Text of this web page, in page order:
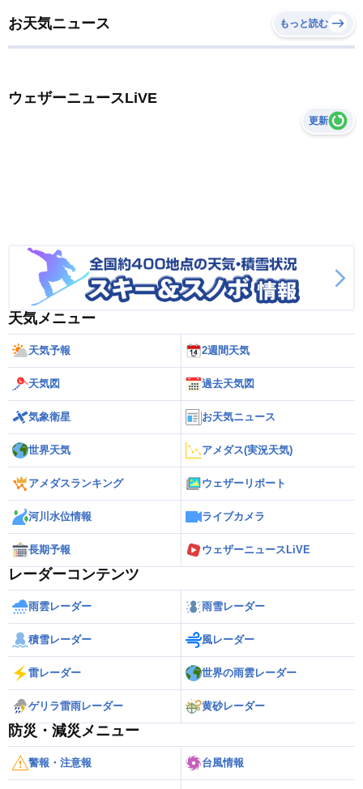
お天気ニュース もっと読む
ウェザーニュースLiVE
更新
天気メニュー
天気予報 2週間天気
天気図 過去天気図
気象衛星 お天気ニュース
世界天気 アメダス(実況天気)
アメダスランキング ウェザーリポート
河川水位情報 ライブカメラ
長期予報 ウェザーニュースLiVE
レーダーコンテンツ
雨雲レーダー 雨雪レーダー
積雪レーダー 風レーダー
雷レーダー 世界の雨雲レーダー
ゲリラ雷雨レーダー 黄砂レーダー
防災・減災メニュー
警報・注意報 台風情報